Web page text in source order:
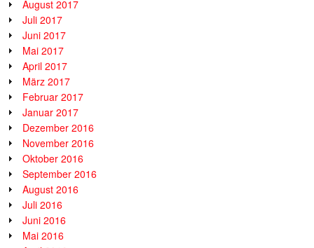
August 2017
Juli 2017
Juni 2017
Mai 2017
April 2017
März 2017
Februar 2017
Januar 2017
Dezember 2016
November 2016
Oktober 2016
September 2016
August 2016
Juli 2016
Juni 2016
Mai 2016